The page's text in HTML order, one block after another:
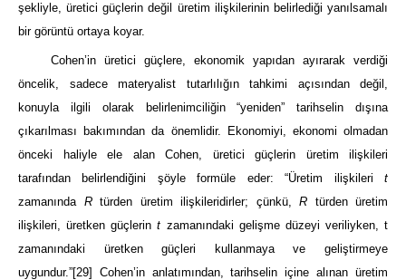
şekliyle, üretici güçlerin değil üretim ilişkilerinin belirlediği yanılsamalı
bir görüntü ortaya koyar.
Cohen’in üretici güçlere, ekonomik yapıdan ayırarak verdiği
öncelik, sadece materyalist tutarlılığın tahkimi açısından değil,
konuyla ilgili olarak belirlenimciliğin “yeniden” tarihselin dışına
çıkarılması bakımından da önemlidir. Ekonomiyi, ekonomi olmadan
önceki haliyle ele alan Cohen, üretici güçlerin üretim ilişkileri
tarafından belirlendiğini şöyle formüle eder: “Üretim ilişkileri t
zamanında Rtürden üretim ilişkileridirler; çünkü, R türden üretim
ilişkileri, üretken güçlerint zamanındaki gelişme düzeyi veriliyken, t
zamanındaki üretken güçleri kullanmaya ve geliştirmeye
uygundur.”[29] Cohen’in anlatımından, tarihselin içine alınan üretim